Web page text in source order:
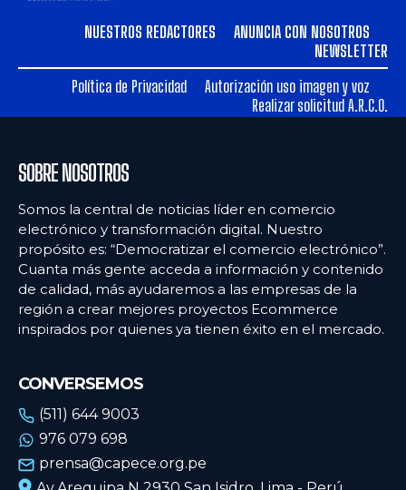
NUESTROS REDACTORES
ANUNCIA CON NOSOTROS
NEWSLETTER
Política de Privacidad
Autorización uso imagen y voz
Realizar solicitud A.R.C.O.
SOBRE NOSOTROS
Somos la central de noticias líder en comercio
electrónico y transformación digital. Nuestro
propósito es: “Democratizar el comercio electrónico”.
Cuanta más gente acceda a información y contenido
de calidad, más ayudaremos a las empresas de la
región a crear mejores proyectos Ecommerce
inspirados por quienes ya tienen éxito en el mercado.
CONVERSEMOS
(511) 644 9003
976 079 698
prensa@capece.org.pe